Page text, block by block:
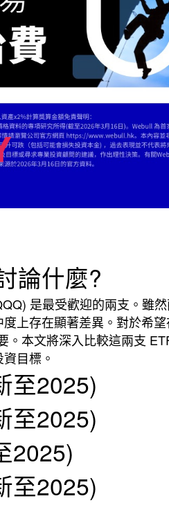
論什麼?
是最受歡迎的兩支。雖
上存在顯著差異。對於希
本文將深入比較這兩支
目標。
至2025)
至2025)
2025)
至2025)